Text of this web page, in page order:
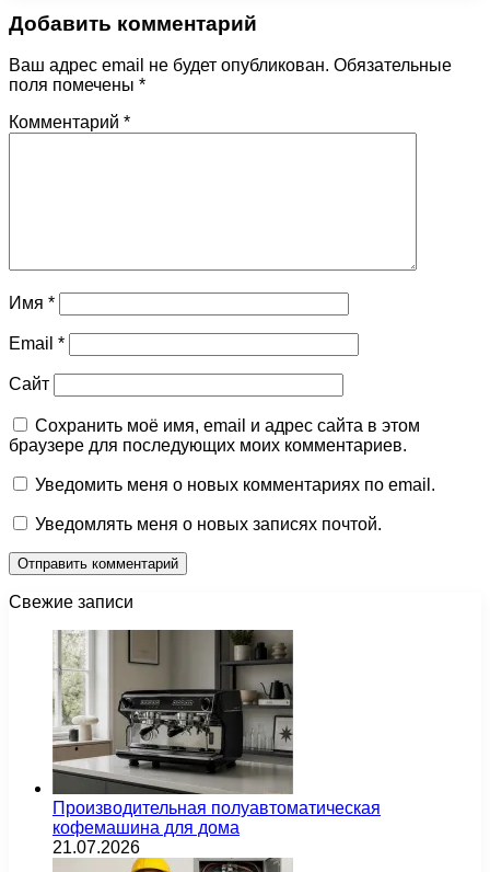
Добавить комментарий
Ваш адрес email не будет опубликован. Обязательные
поля помечены *
Комментарий *
Имя *
Email *
Сайт
Сохранить моё имя, email и адрес сайта в этом
браузере для последующих моих комментариев.
Уведомить меня о новых комментариях по email.
Уведомлять меня о новых записях почтой.
Свежие записи
Производительная полуавтоматическая
кофемашина для дома
21.07.2026